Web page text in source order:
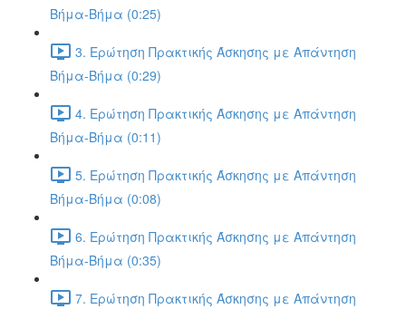
Βήμα-Βήμα (0:25)
3. Ερώτηση Πρακτικής Άσκησης με Απάντηση
Βήμα-Βήμα (0:29)
4. Ερώτηση Πρακτικής Άσκησης με Απάντηση
Βήμα-Βήμα (0:11)
5. Ερώτηση Πρακτικής Άσκησης με Απάντηση
Βήμα-Βήμα (0:08)
6. Ερώτηση Πρακτικής Άσκησης με Απάντηση
Βήμα-Βήμα (0:35)
7. Ερώτηση Πρακτικής Άσκησης με Απάντηση